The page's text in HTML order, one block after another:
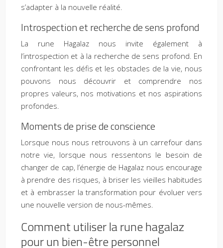
s’adapter à la nouvelle réalité.
Introspection et recherche de sens profond
La rune Hagalaz nous invite également à
l’introspection et à la recherche de sens profond. En
confrontant les défis et les obstacles de la vie, nous
pouvons nous découvrir et comprendre nos
propres valeurs, nos motivations et nos aspirations
profondes.
Moments de prise de conscience
Lorsque nous nous retrouvons à un carrefour dans
notre vie, lorsque nous ressentons le besoin de
changer de cap, l’énergie de Hagalaz nous encourage
à prendre des risques, à briser les vieilles habitudes
et à embrasser la transformation pour évoluer vers
une nouvelle version de nous-mêmes.
Comment utiliser la rune hagalaz
pour un bien-être personnel